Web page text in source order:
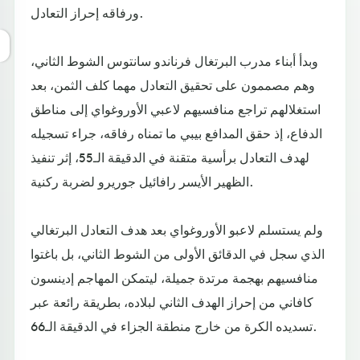
ورفاقه إحراز التعادل.
وبدأ أبناء مدرب البرتغال فرناندو سانتوس الشوط الثاني،
وهم مصممون على تحقيق التعادل مهما كلف الثمن، بعد
استغلالهم تراجع منافسيهم لاعبي الأوروغواي إلى مناطق
الدفاع، إذ حقق المدافع بيبي ما تمناه رفاقه، جراء تسجيله
لهدف التعادل برأسية متقنة في الدقيقة الـ55، إثر تنفيذ
الظهير الأيسر رافائيل جوريرو لضربة ركنية.
ولم يستسلم لاعبو الأوروغواي بعد هدف التعادل البرتغالي
الذي سجل في الدقائق الأولى من الشوط الثاني، بل باغتوا
منافسيهم بهجمة مرتدة جميلة، ليتمكن المهاجم إدينسون
كافاني من إحراز الهدف الثاني لبلاده، بطريقة رائعة عبر
تسديده الكرة من خارج منطقة الجزاء في الدقيقة الـ66.